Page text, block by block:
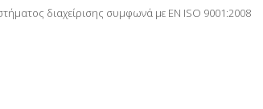
διαχείρισης συμφωνά με ΕΝ ISO 9001:2008